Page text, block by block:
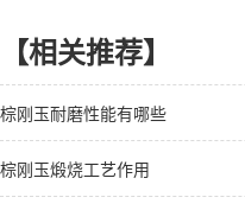
【相关推荐】
棕刚玉耐磨性能有哪些
棕刚玉煅烧工艺作用